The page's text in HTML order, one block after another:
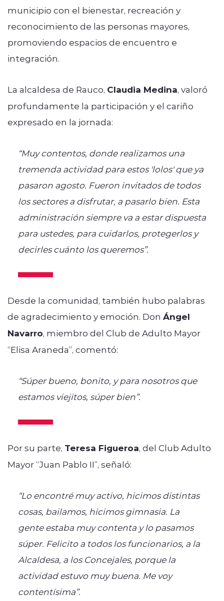
municipio con el bienestar, recreación y
reconocimiento de las personas mayores,
promoviendo espacios de encuentro e
integración.
La alcaldesa de Rauco, Claudia Medina, valoró
profundamente la participación y el cariño
expresado en la jornada:
“Muy contentos, donde realizamos una
tremenda actividad para estos 'lolos' que ya
pasaron agosto. Fueron invitados de todos
los sectores a disfrutar, a pasarlo bien. Esta
administración siempre va a estar dispuesta
para ustedes, para cuidarlos, protegerlos y
decirles cuánto los queremos”.
Desde la comunidad, también hubo palabras
de agradecimiento y emoción. Don Ángel
Navarro, miembro del Club de Adulto Mayor
“Elisa Araneda”, comentó:
“Súper bueno, bonito, y para nosotros que
estamos viejitos, súper bien”.
Por su parte, Teresa Figueroa, del Club Adulto
Mayor “Juan Pablo II”, señaló:
“Lo encontré muy activo, hicimos distintas
cosas, bailamos, hicimos gimnasia. La
gente estaba muy contenta y lo pasamos
súper. Felicito a todos los funcionarios, a la
Alcaldesa, a los Concejales, porque la
actividad estuvo muy buena. Me voy
contentísima”.